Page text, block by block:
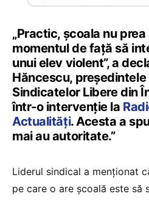
„Practic, școala nu
momentul de față să
unui elev violent”, a
Hăncescu,
Sindicatelor Libere din
într-o intervenție la
Actualități. Acesta a
mai au autoritate.”
Liderul sindical a menționat
pe care o are școală este să